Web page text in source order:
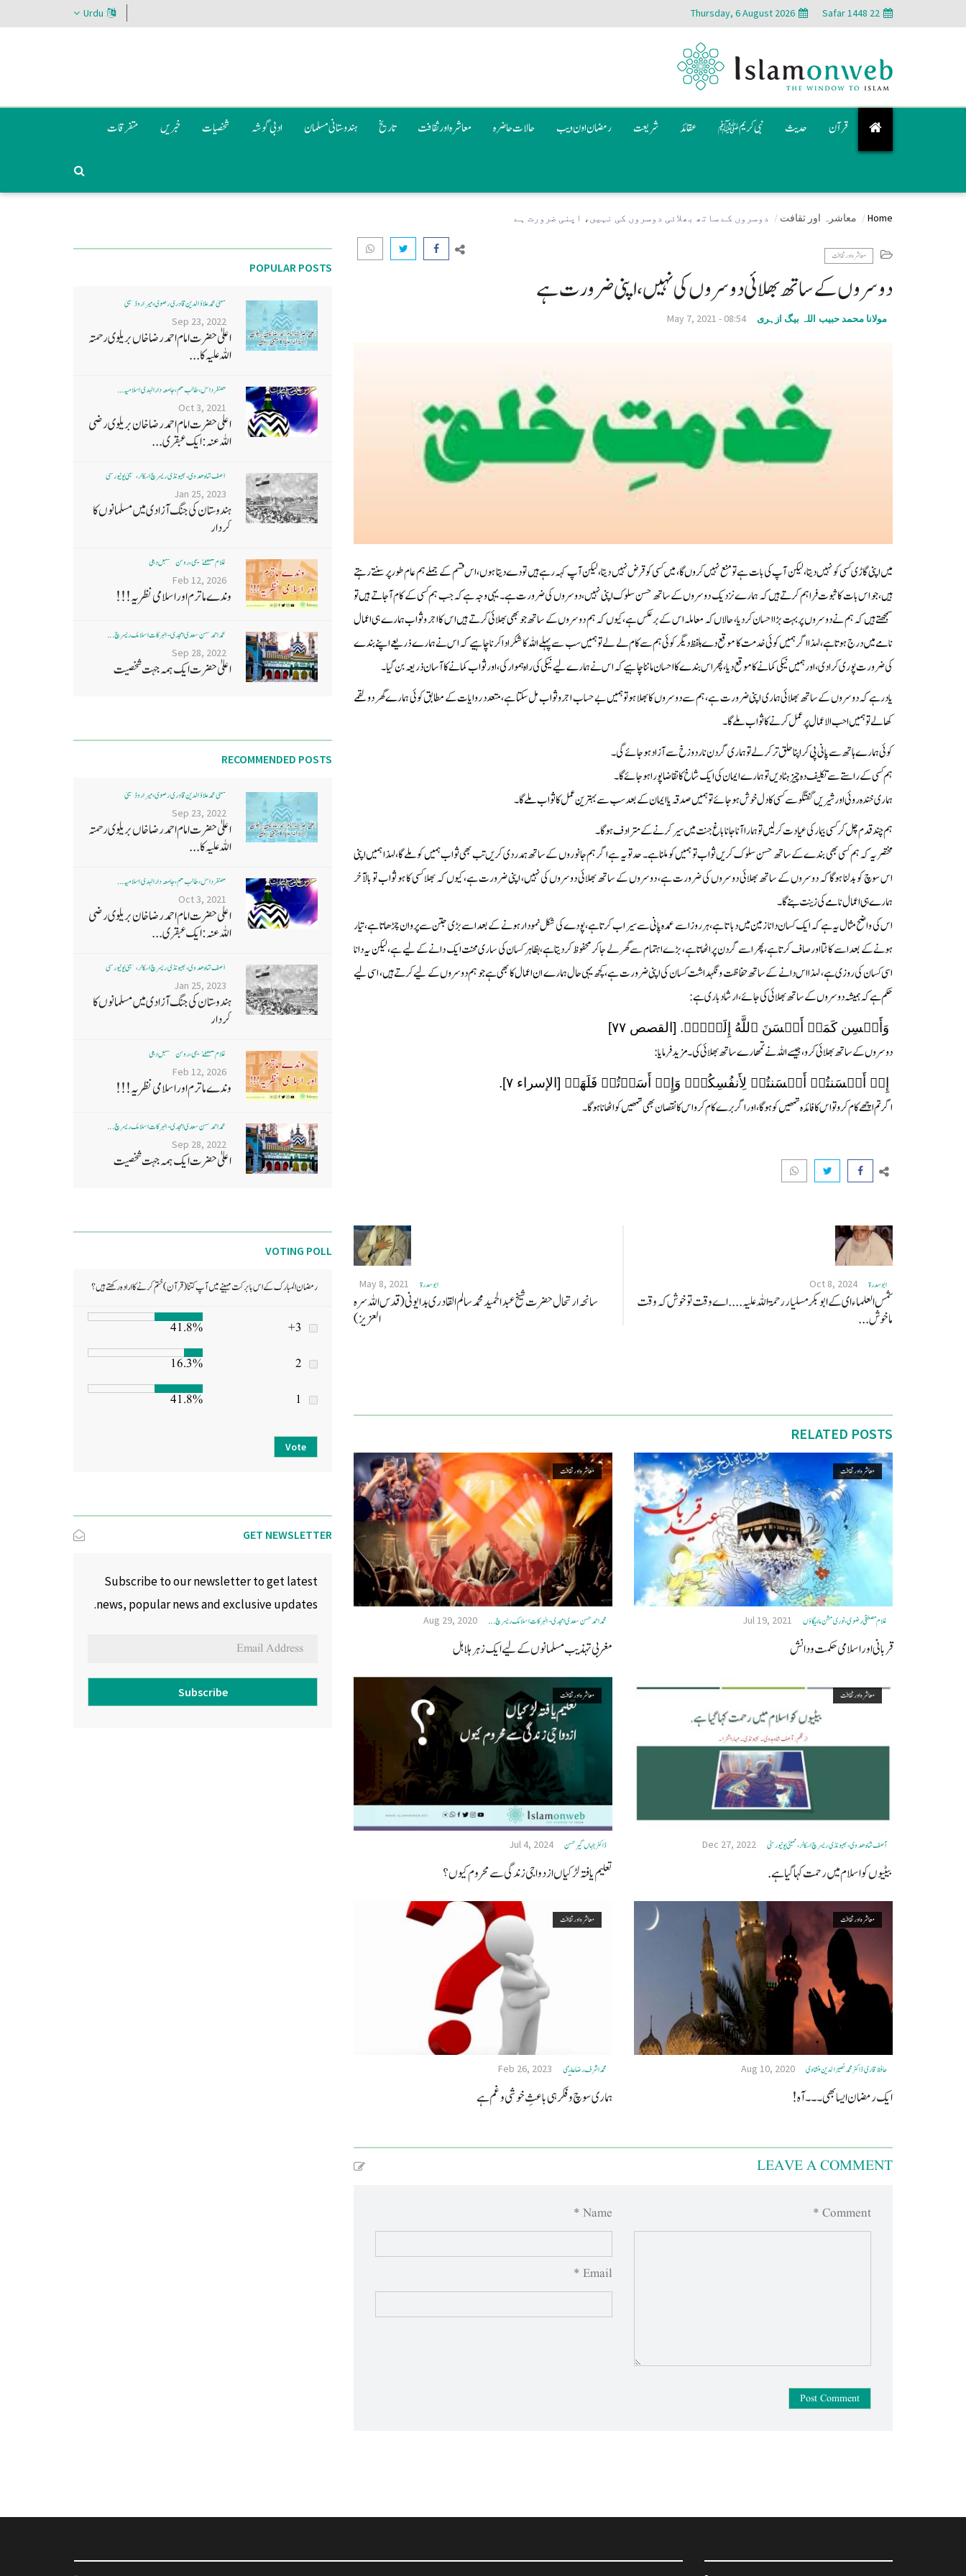
Thursday, 6 August 2026 22 Safar 1448
Urdu
قرآن حدیث نبی کریم ﷺ عقائد شریعت رمضان اون ويب حالات حاضرہ معاشرہ اور ثقافت تاریخ ہندوستانی مسلمان ادبی گوشہ شخصیات خبریں متفرقات
Home معاشرہ اور ثقافت دوسروں کے ساتھ بھلائی دوسروں کی نہیں، اپنی ضرورت ہے
معاشرہ اور ثقافت
دوسروں کے ساتھ بھلائی دوسروں کی نہیں، اپنی ضرورت ہے
مولانا محمد حبیب اللہ بیگ ازہری May 7, 2021 - 08:54
میں اپنی گاڑی کسی کو نہیں دیتا، لیکن آپ کی بات ہے تو منع نہیں کروں گا، میں کسی کو قرض نہیں دیتا، لیکن آپ کہہ رہے ہیں تو دے دیتا ہوں، اس قسم کے جملے ہم عام طور پر سنتے رہتے
ہیں، جو اس بات کا ثبوت فراہم کرتے ہیں کہ ہمارے نزدیک دوسروں کے ساتھ حسن سلوک اپنی نہیں، دوسروں کی ضرورت ہے۔ یہی وجہ ہے کہ جب ہم کسی کے کام آجاتے ہیں تو
سمجھتے ہیں کہ ہم نے دوسروں پر بہت بڑا احسان کردیا، حالاں کہ معاملہ اس کے بر عکس ہے، کیوں کہ ہم دوسروں کے ساتھ جو بھی بھلائی کرتے ہیں اس کا اجر وثواب ہمارے ہی اعمال
نامے میں درج ہوتا ہے، لہذا اگر ہمیں کوئی خدمت کا موقع دے بلفظ دیگر کوئی ہم سے کام لے لے تو ہمیں سب سے پہلے اللہ کا شکر ادا کرنا چاہیے کہ اس نے ہمارے ذریعے اپنے بندے
کی ضرورت پوری کرادی، اور ہمیں نیکی کمانے کا موقع دیا، پھر اس بندے کا احسان ماننا چاہیے کہ اس نے ہمارے لیے نیکی کی راہ ہموار کی، اور ثواب کمانے کا آسان ذریعہ بن گیا۔
یاد رہے کہ دوسروں کے ساتھ بھلائی ہماری اپنی ضرورت ہے، ہم سے دوسروں کا بھلا ہو تو ہمیں بے حساب اجر وثواب مل سکتا ہے، متعدد روایات کے مطابق کوئی ہمارے گھر دو لقمے
کھالے تو ہمیں احب الاعمال پر عمل کرنے کا ثواب ملے گا۔
کوئی ہمارے ہاتھ سے پانی پی کر اپنا حلق تر کرلے تو ہماری گردن نار دوزخ سے آزاد ہوجائے گی۔
ہم کسی کے راستے سے تکلیف دہ چیز ہٹادیں تو ہمارے ایمان کی ایک شاخ کا تقاضا پورا ہوجائے گا۔
ہماری خندہ روئی اور شیریں گفتگو سے کسی کا دل خوش ہوجائے تو ہمیں صدقہ یا ایمان کے بعد سب سے بہترین عمل کا ثواب ملے گا۔
ہم چند قدم چل کر کسی بیمار کی عیادت کرلیں تو ہمارا آنا جانا باغ جنت میں سیر کرنے کے مترادف ہوگا۔
مختصر یہ کہ ہم کسی بھی بندے کے ساتھ حسن سلوک کریں ثواب تو ہمیں کو ملنا ہے۔ حد تو یہ ہے اگر ہم جانوروں کے ساتھ ہمدردی کریں تب بھی ثواب ہمیں کو ملے گا، لہذا ہمیں اپنی
اس سوچ کو بدلنا ہوگا کہ دوسروں کے ساتھ بھلائی دوسروں کی ضرورت ہے، دوسروں کے ساتھ بھلائی دوسروں کی نہیں، اپنی ضرورت ہے، کیوں کہ بھلا کسی کا ہو ثواب تو بالآخر
ہمارے ہی اعمال نامے کی زینت بنے گا۔
اس کی واضح مثال یہ ہے کہ ایک کسان دانا زمین میں دباتا ہے، ہر روز اسے عمدہ پانی سے سیراب کرتا ہے، پودے کی شکل نمودار ہونے کے بعد اسے بڑی جتن سے پروان چڑھاتا ہے، تیار
ہونے کے بعد اسے کاٹتا اور صاف کرتا ہے، پھر اسے گردن پر اٹھاتا ہے، بڑے اہتمام سے گھر لے جاکر محفوظ کردیتا ہے، بظاہر کسان کی ساری محنت ایک دانے کے لیے ہے، لیکن یہ دانا
اسی کسان کی روزی ہے، لہذا اس دانے کے ساتھ حفاظت و نگہداشت کسان کی اپنی ضرورت ہے، کچھ یہی حال ہمارے ان اعمال کا بھی ہے جو ہم دوسروں کے لیے کرتے ہیں، اسی لیے
حکم ہے کہ ہمیشہ دوسروں کے ساتھ بھلائی کی جائے، ارشاد باری ہے:
وَأَحۡسِن كَمَاۤ أَحۡسَنَ ٱللَّهُ إِلَیۡكَۖ. [القصص ٧٧]
دوسروں کے ساتھ بھلائی کرو، جیسے اللہ نے تمھارے ساتھ بھلائی کی۔ مزید فرمایا:
إِنۡ أَحۡسَنتُمۡ أَحۡسَنتُمۡ لِأَنفُسِكُمۡۖ وَإِنۡ أَسَأۡتُمۡ فَلَهَاۚ [الإسراء ٧].
اگر تم اچھے کام کرو تو اس کا فائدہ تمھیں کو ہوگا، اور اگر برے کام کرو اس کا نقصان بھی تمھیں کو اٹھانا ہوگا۔
ابو سدرة Oct 8, 2024
شمس العلماء ای کے ابو بکر مسلیار رحمۃ اللہ علیہ .... اے وقت تو خوش کہ وقت
ماخوش...
ابو سدرة May 8, 2021
سانحہ ارتحال حضرت شیخ عبد الحمید محمد سالم القادری بدایونی (قدس اللہ سرہ
العزیز)
RELATED POSTS
معاشرہ اور ثقافت
غلام مصطفیٰ رضوی، نوری مشن مالیگاؤں Jul 19, 2021
قربانی اور اسلامی حکمت و دانش
معاشرہ اور ثقافت
محمد احمد حسن سعدی امجدی - البرکات اسلامک ریسرچ ... Aug 29, 2020
مغربی تہذیب مسلمانوں کے لیے ایک زہر ہلاہل
معاشرہ اور ثقافت
آصف شاہ ھدوی، بھیونڈی ریسرچ اسکالر، ممبئی یونیورسٹی Dec 27, 2022
بیٹیوں کو اسلام میں رحمت کہا گیا ہے.
معاشرہ اور ثقافت
ڈاکٹر جہاں گیرحسن Jul 4, 2024
تعلیم یافتہ لڑکیاں ازدواجی زندگی سے محروم کیوں؟
معاشرہ اور ثقافت
حافظ قاری ڈاکٹر محمد نصیرالدین منشاوی Aug 10, 2020
ایک رمضان ایسا بھی۔۔۔‎آہ!
معاشرہ اور ثقافت
محمد اشرف رضا علیمی Feb 26, 2023
ہماری سوچ وفکر ہی باعثِ خوشی و غم ہے
LEAVE A COMMENT
Comment *
Name *
Email *
Post Comment
POPULAR POSTS
مفتی محمد علاؤ الدین قادری رضوی ، میرا روڈ ممبئی
Sep 23, 2022
اعلیٰ حضرت امام احمد رضا خاں بر یلو ی رحمتہ
اللہ علیہ کا...
غضنفر دانش، طالب علم، جامعہ دارالہدی اسلامیہ ...
Oct 3, 2021
اعلی حضرت امام احمد رضا خان بریلوی رضی
اللہ عنہ: ایک عبقری...
آصف شاہ ھدوی، بھیونڈی ریسرچ اسکالر، ممبئی یونیورسٹی
Jan 25, 2023
ہندوستان کی جنگ آزادی میں مسلمانوں کا
کردار
غلام مصطفےٰ نعیمی، روشن مستقبل دہلی
Feb 12, 2026
وندے ماترم اور اسلامی نظریہ!!!
محمد احمد حسن سعدی امجدی - البرکات اسلامک ریسرچ ...
Sep 28, 2022
اعلیٰ حضرت ایک ہمہ جہت شخصیت
RECOMMENDED POSTS
مفتی محمد علاؤ الدین قادری رضوی ، میرا روڈ ممبئی
Sep 23, 2022
اعلیٰ حضرت امام احمد رضا خاں بر یلو ی رحمتہ
اللہ علیہ کا...
غضنفر دانش، طالب علم، جامعہ دارالہدی اسلامیہ ...
Oct 3, 2021
اعلی حضرت امام احمد رضا خان بریلوی رضی
اللہ عنہ: ایک عبقری...
آصف شاہ ھدوی، بھیونڈی ریسرچ اسکالر، ممبئی یونیورسٹی
Jan 25, 2023
ہندوستان کی جنگ آزادی میں مسلمانوں کا
کردار
غلام مصطفےٰ نعیمی، روشن مستقبل دہلی
Feb 12, 2026
وندے ماترم اور اسلامی نظریہ!!!
محمد احمد حسن سعدی امجدی - البرکات اسلامک ریسرچ ...
Sep 28, 2022
اعلیٰ حضرت ایک ہمہ جہت شخصیت
VOTING POLL
رمضان المبارک کے اس بابرکت مہینے میں آپ کتنا (قرآن) ختم کرنے کا ارادہ رکھتے ہیں؟
3+
41.8%
2
16.3%
1
41.8%
Vote
GET NEWSLETTER
Subscribe to our newsletter to get latest
news, popular news and exclusive updates.
Subscribe